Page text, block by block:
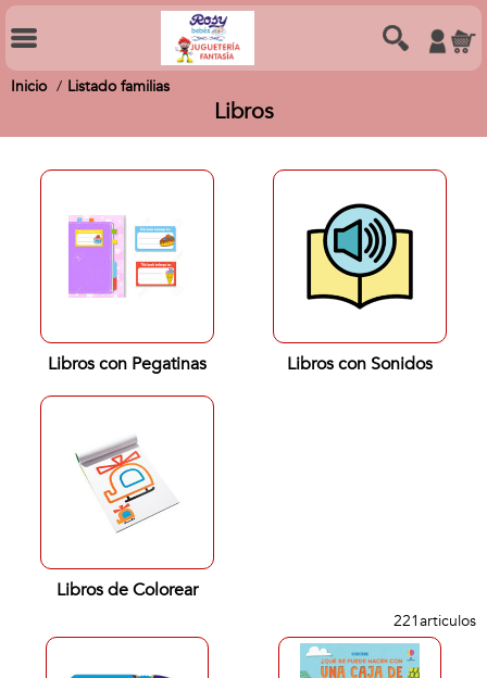
Inicio Listado familias
Libros
Libros con Pegatinas Libros con Sonidos
Libros de Colorear
221articulos